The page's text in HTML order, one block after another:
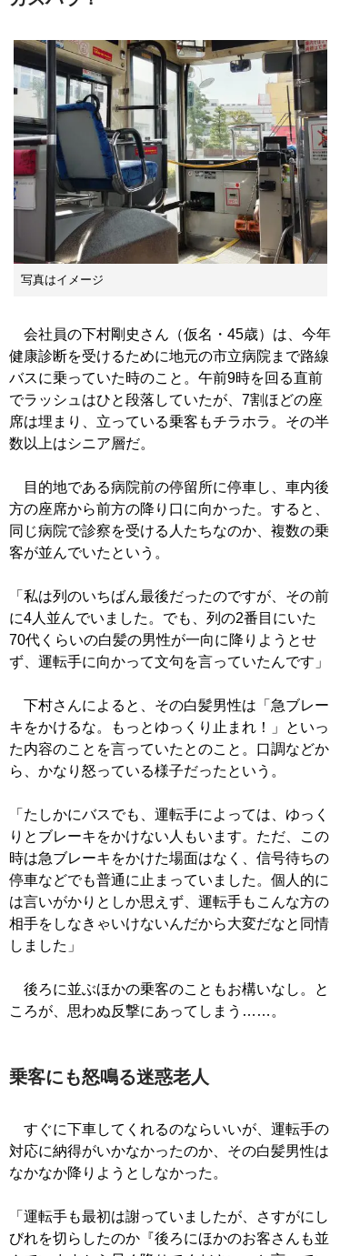
写真はイメージ
会社員の下村剛史さん（仮名・45歳）は、今年
健康診断を受けるために地元の市立病院まで路線
バスに乗っていた時のこと。午前9時を回る直前
でラッシュはひと段落していたが、7割ほどの座
席は埋まり、立っている乗客もチラホラ。その半
数以上はシニア層だ。
目的地である病院前の停留所に停車し、車内後
方の座席から前方の降り口に向かった。すると、
同じ病院で診察を受ける人たちなのか、複数の乗
客が並んでいたという。
「私は列のいちばん最後だったのですが、その前
に4人並んでいました。でも、列の2番目にいた
70代くらいの白髪の男性が一向に降りようとせ
ず、運転手に向かって文句を言っていたんです」
下村さんによると、その白髪男性は「急ブレー
キをかけるな。もっとゆっくり止まれ！」といっ
た内容のことを言っていたとのこと。口調などか
ら、かなり怒っている様子だったという。
「たしかにバスでも、運転手によっては、ゆっく
りとブレーキをかけない人もいます。ただ、この
時は急ブレーキをかけた場面はなく、信号待ちの
停車などでも普通に止まっていました。個人的に
は言いがかりとしか思えず、運転手もこんな方の
相手をしなきゃいけないんだから大変だなと同情
しました」
後ろに並ぶほかの乗客のこともお構いなし。と
ころが、思わぬ反撃にあってしまう……。
乗客にも怒鳴る迷惑老人
すぐに下車してくれるのならいいが、運転手の
対応に納得がいかなかったのか、その白髪男性は
なかなか降りようとしなかった。
「運転手も最初は謝っていましたが、さすがにし
びれを切らしたのか『後ろにほかのお客さんも並